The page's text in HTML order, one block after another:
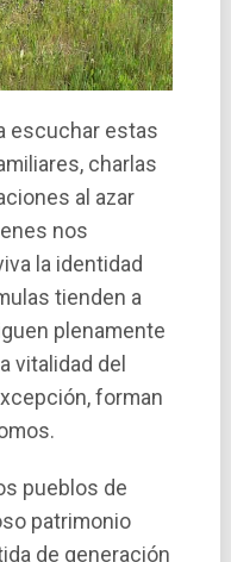
escuchar estas
charlas
al azar
nos
la identidad
tienden a
plenamente
vitalidad del
forman
pueblos de
patrimonio
de generación